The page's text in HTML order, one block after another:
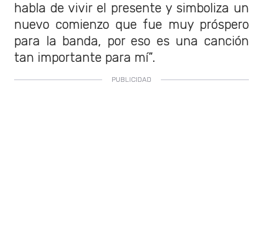
habla de vivir el presente y simboliza un
nuevo comienzo que fue muy próspero
para la banda, por eso es una canción
tan importante para mí”.